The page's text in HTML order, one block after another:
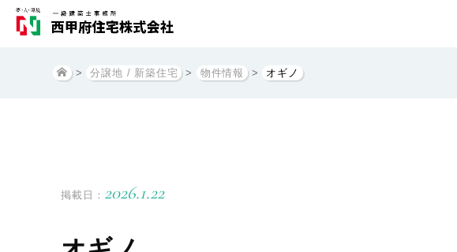
> 分譲地 / 新築住宅 > 物件情報 > オギノ
掲載日： 2026.1.22